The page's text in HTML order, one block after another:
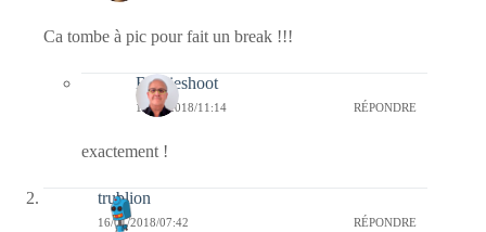
Ca tombe à pic pour fait un break !!!
Bernieshoot
17/01/2018/11:14 RÉPONDRE
exactement !
trublion
16/01/2018/07:42 RÉPONDRE